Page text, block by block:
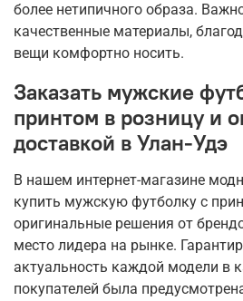
более нетипичного образа.
качественные материалы,
вещи комфортно носить.
Заказать мужские
принтом в розницу и
доставкой в Улан-Удэ
В нашем интернет-магазине
купить мужскую футболку с
оригинальные решения от
место лидера на рынке.
актуальность каждой модели в
покупателей была